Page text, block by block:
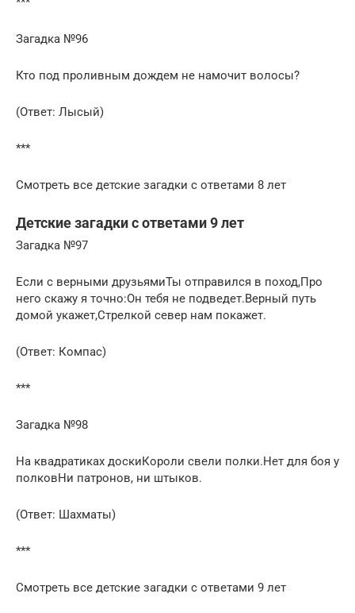
Загадка №96
Кто под проливным дождем не намочит волосы?
(Ответ: Лысый)
***
Смотреть все детские загадки с ответами 8 лет
Детские загадки с ответами 9 лет
Загадка №97
Если с верными друзьямиТы отправился в поход,Про
него скажу я точно:Он тебя не подведет.Верный путь
домой укажет,Стрелкой север нам покажет.
(Ответ: Компас)
***
Загадка №98
На квадратиках доскиКороли свели полки.Нет для боя у
полковНи патронов, ни штыков.
(Ответ: Шахматы)
***
Смотреть все детские загадки с ответами 9 лет